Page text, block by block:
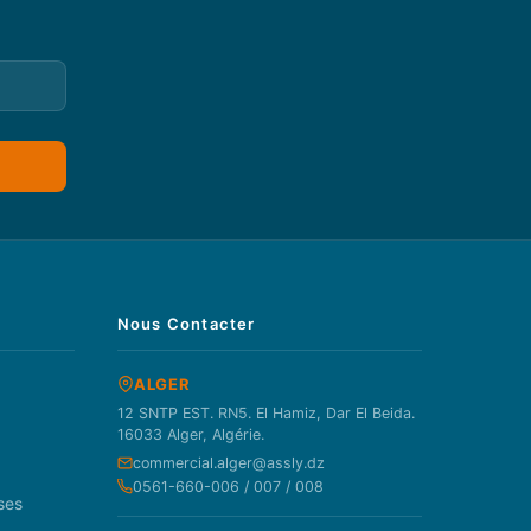
Nous Contacter
ALGER
12 SNTP EST. RN5. El Hamiz, Dar El Beida.
16033 Alger, Algérie.
commercial.alger@assly.dz
0561-660-006 / 007 / 008